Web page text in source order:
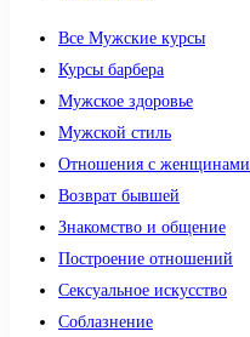
Все Мужские курсы
Курсы барбера
Мужское здоровье
Мужской стиль
Отношения с женщинами
Возврат бывшей
Знакомство и общение
Построение отношений
Сексуальное искусство
Соблазнение